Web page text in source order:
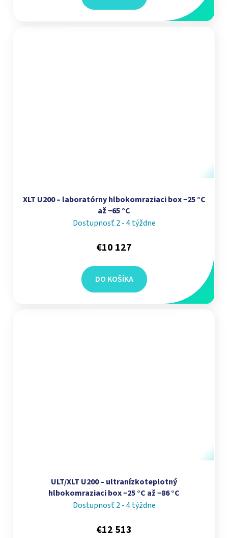
XLT U200 – laboratórny hlbokomraziaci box −25 °C
až −65 °C
Dostupnosť 2 - 4 týždne
€10 127
DO KOŠÍKA
ULT/XLT U200 – ultranízkoteplotný
hlbokomraziaci box −25 °C až −86 °C
Dostupnosť 2 - 4 týždne
€12 513